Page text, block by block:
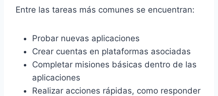
Entre las tareas más comunes se encuentran:
Probar nuevas aplicaciones
Crear cuentas en plataformas asociadas
Completar misiones básicas dentro de las
aplicaciones
Realizar acciones rápidas, como responder